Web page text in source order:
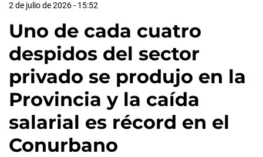
2 de julio de 2026 - 15:52
Uno de cada cuatro
despidos del sector
privado se produjo en la
Provincia y la caída
salarial es récord en el
Conurbano